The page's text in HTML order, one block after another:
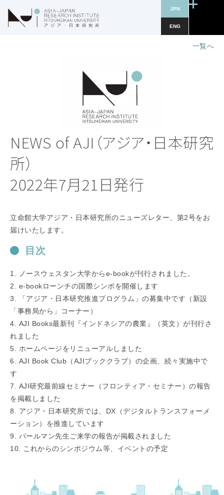
JPN
ENG
一覧へ
NEWS of AJI（アジア・日本研究
所）
2022年7月21日発行
立命館大学アジア・日本研究所のニューズレター、第2号をお
届けいたします。
目次
1. ノースウェスタン大学からe-bookが刊行されました。
2. e-bookローンチの国際シンポを開催します
3. 「アジア・日本研究推進プログラム」の募集中です（新設
「事務局から」コーナー）
4. AJI Books最新刊『インドネシアの農業』（英文）が刊行さ
れました
5. ホームページをリニューアルしました
6. AJI Book Club（AJIブッククラブ）の企画、続々実施中で
す
7. AJI研究最前線セミナー（フロンティア・セミナー）の報告
を掲載しました
8. アジア・日本研究所では、DX（デジタルトランスフォーメ
ーション）を推進しています
9. パールマン先生ご来学の報告が掲載されました
10. これからのシンポジウム等、イベントの予定